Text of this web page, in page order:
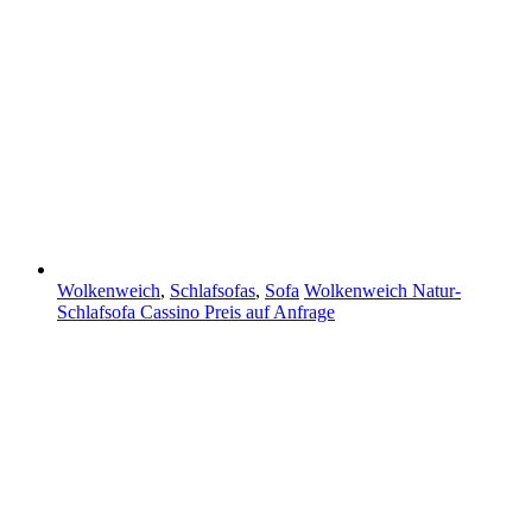
Wolkenweich, Schlafsofas, Sofa Wolkenweich Natur-
Schlafsofa Cassino Preis auf Anfrage